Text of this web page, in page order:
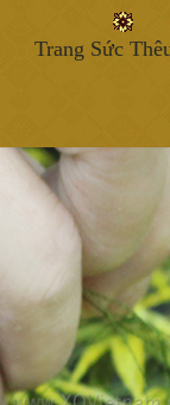
Trang Sức